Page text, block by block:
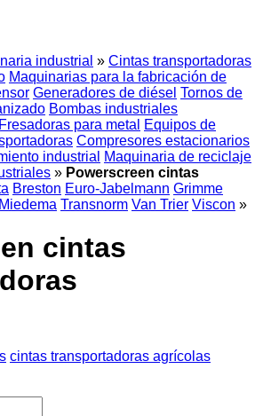
industrial » Cintas transportadoras
Maquinarias para la fabricación de
Generadores de diésel Tornos de
Bombas industriales
Fresadoras para metal
Equipos de
Compresores estacionarios
industrial
Maquinaria de reciclaje
» Powerscreen cintas
Breston Euro-Jabelmann Grimme
Miedema Transnorm Van Trier Viscon »
cintas
cintas transportadoras agrícolas